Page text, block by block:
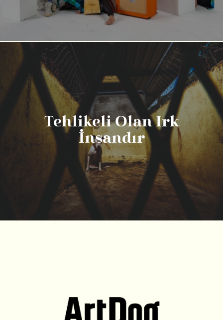
Tehlikeli Olan Irk
İnsandır